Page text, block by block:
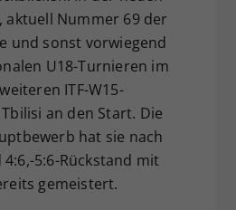
aktuell Nummer 69 der
und sonst vorwiegend
U18-Turnieren im
ITF-W15-
an den Start. Die
hat sie nach
5:6-Rückstand mit
gemeistert.